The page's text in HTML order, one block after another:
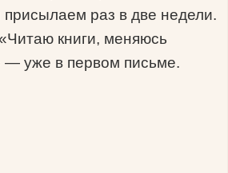
присылаем раз в две недели.
книги, меняюсь
— уже в первом письме.